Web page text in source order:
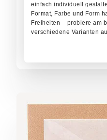
einfach individuell
Format, Farbe und Form
Freiheiten – probiere am
verschiedene Varianten